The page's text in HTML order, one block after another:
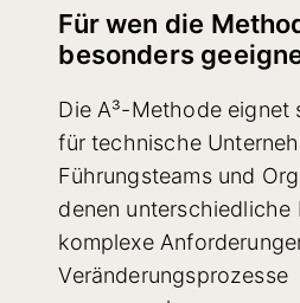
Für wen die
besonders
Die A³-Methode eignet
für technische
Führungsteams und
denen unterschiedliche
komplexe
Veränderungsprozesse